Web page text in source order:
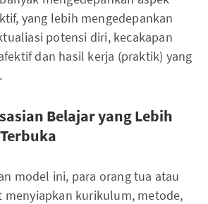
yang lebih mengedepankan
potensi diri, kecakapan
dan hasil kerja (praktik) yang
Belajar yang Lebih
model ini, para orang tua atau
kurikulum, metode,